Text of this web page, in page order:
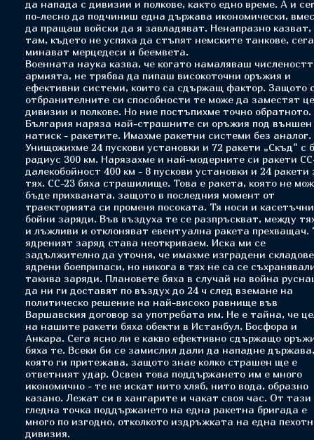
да напада с дивизии и полкове, както едно време. А и
по-лесно да подчиниш една държава икономически,
да пращаш войски да я завладяват. Ненапразно казват,
там, където не успяха да стъпят немските танкове, сега
минават мерцедеси и беемвета.
Военната наука казва, че когато намаляваш
армията, не трябва да пипаш високоточни оръжия и
ефективни системи, които са сдържащ фактор. Защото
отбранителните си способности те може да заместят
дивизии и полкове. Но ние постъпихме точно обратното.
България наряза най-страшните си оръжия под външен
натиск - ракетите. Имахме ракетни системи без аналог.
Унищожихме 24 пускови установки и 72 ракети „Скъд“ с
радиус 300 км. Нарязахме и най-модерните си ракети
далекобойност 400 км - 8 пускови установки и 24 ракети
тях. СС-23 бяха страшилище. Това е ракета, която не
бъде прихваната, защото в последния момент от
траекторията си променя посоката. Тя носи и касетъчни
бойни заряди. Във въздуха те се разпръскват, между
и лъжливи и отклоняват евентуална ракета прехващач.
ядреният заряд става неоткриваем. Иска ми се
задължително да уточня, че имахме изградени
ядрени боеприпаси, но никога в тях не са се
такива заряди. Плановете бяха в случай на война
да ни ги доставят по въздух до 24 ч след вземане на
политическо решение на най-високо равнище във
Варшавския договор за употребата им. Не е тайна, че
на нашите ракети бяха обекти в Истанбул, Босфора и
Анкара. Сега ясно ли е какво ефективно сдържащо
бяха те. Всеки би се замислил дали да нападне държава,
която ги притежава, защото знае колко страшен ще е
ответният удар. Освен това поддържането им е много
икономично - те не искат нито хляб, нито вода, образно
казано. Лежат си в хангарите и чакат своя час. От тази
гледна точка поддържането на една ракетна бригада е
много по изгодно, отколкото издръжката на една
дивизия.